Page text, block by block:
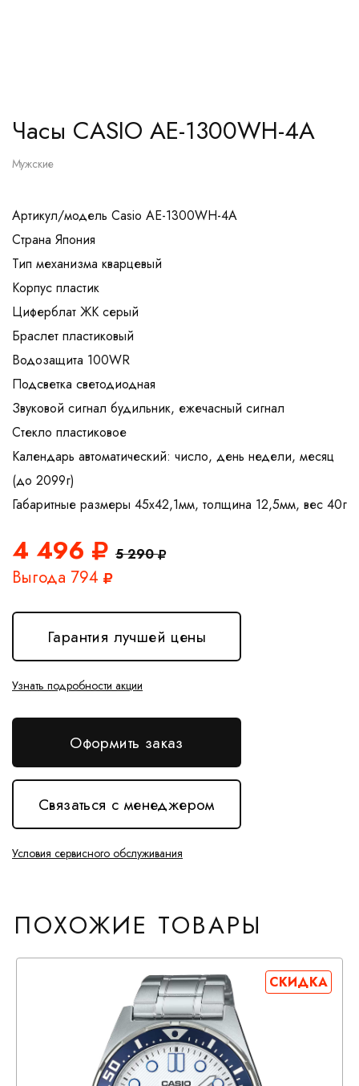
Часы CASIO AE-1300WH-4A
Мужские
Артикул/модель Casio AE-1300WH-4A
Страна Япония
Тип механизма кварцевый
Корпус пластик
Циферблат ЖК серый
Браслет пластиковый
Водозащита 100WR
Подсветка светодиодная
Звуковой сигнал будильник, ежечасный сигнал
Стекло пластиковое
Календарь автоматический: число, день недели, месяц
(до 2099г)
4 496 5 290
Выгода 794
Гарантия лучшей цены
Узнать подробности акции
Оформить заказ
Связаться с менеджером
Условия сервисного обслуживания
ПОХОЖИЕ ТОВАРЫ
СКИДКА